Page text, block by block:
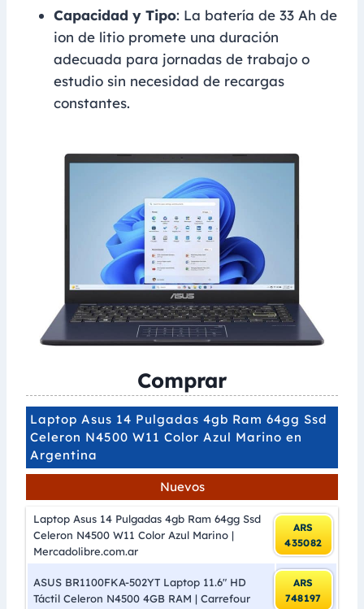
Capacidad y Tipo: La batería de 33 Ah de
ion de litio promete una duración
adecuada para jornadas de trabajo o
estudio sin necesidad de recargas
constantes.
Comprar
Laptop Asus 14 Pulgadas 4gb Ram 64gg Ssd
Celeron N4500 W11 Color Azul Marino en
Argentina
Nuevos
Laptop Asus 14 Pulgadas 4gb Ram 64gg Ssd
Celeron N4500 W11 Color Azul Marino |
Mercadolibre.com.ar
ARS
435082
ASUS BR1100FKA-502YT Laptop 11.6″ HD
Táctil Celeron N4500 4GB RAM | Carrefour
ARS
748197